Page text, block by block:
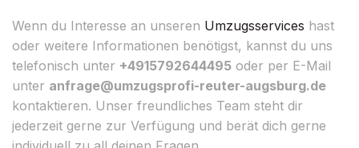
Wenn du Interesse an unseren Umzugsservices hast
oder weitere Informationen benötigst, kannst du uns
telefonisch unter +4915792644495 oder per E-Mail
unter anfrage@umzugsprofi-reuter-augsburg.de
kontaktieren. Unser freundliches Team steht dir
jederzeit gerne zur Verfügung und berät dich gerne